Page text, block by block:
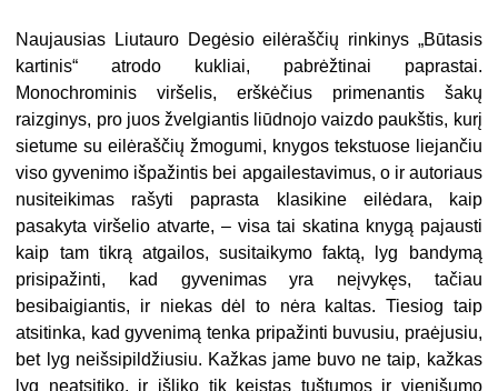
Naujausias Liutauro Degėsio eilėraščių rinkinys „Būtasis
kartinis“ atrodo kukliai, pabrėžtinai paprastai.
Monochrominis viršelis, erškėčius primenantis šakų
raizginys, pro juos žvelgiantis liūdnojo vaizdo paukštis, kurį
sietume su eilėraščių žmogumi, knygos tekstuose liejančiu
viso gyvenimo išpažintis bei apgailestavimus, o ir autoriaus
nusiteikimas rašyti paprasta klasikine eilėdara, kaip
pasakyta viršelio atvarte, – visa tai skatina knygą pajausti
kaip tam tikrą atgailos, susitaikymo faktą, lyg bandymą
prisipažinti, kad gyvenimas yra neįvykęs, tačiau
besibaigiantis, ir niekas dėl to nėra kaltas. Tiesiog taip
atsitinka, kad gyvenimą tenka pripažinti buvusiu, praėjusiu,
bet lyg neišsipildžiusiu. Kažkas jame buvo ne taip, kažkas
lyg neatsitiko, ir išliko tik keistas tuštumos ir vienišumo